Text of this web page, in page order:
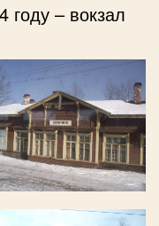
году – вокзал